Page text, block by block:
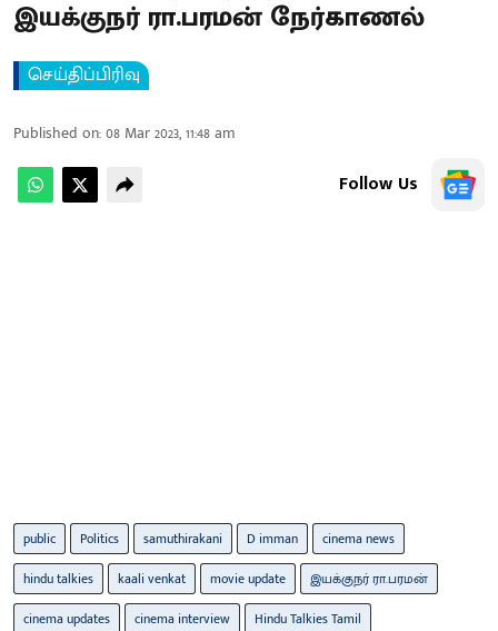
இயக்குநர் ரா.பரமன் நேர்காணல்
செய்திப்பிரிவு
Published on:08 Mar 2023, 11:48 am
Follow Us
public Politics samuthirakani D imman
cinema news
hindu talkies
kaali venkat movie update
இயக்குநர் ரா.பரமன்
cinema updates
cinema interview
Hindu Talkies Tamil